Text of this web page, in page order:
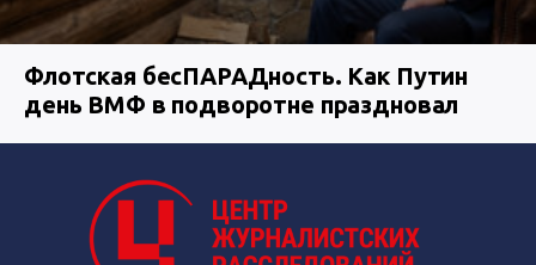
Флотская бесПАРАДность. Как Путин
день ВМФ в подворотне праздновал